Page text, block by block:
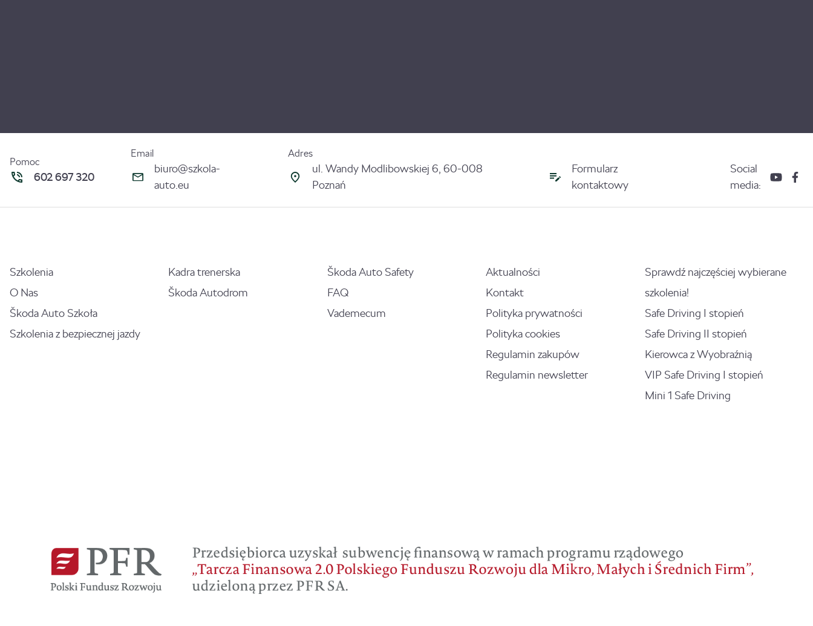
Pomoc
602 697 320
Email
biuro@szkola-
auto.eu
Adres
ul. Wandy Modlibowskiej 6, 60-008
Poznań
Formularz
kontaktowy
Social
media:
Szkolenia
O Nas
Škoda Auto Szkoła
Szkolenia z bezpiecznej jazdy
Kadra trenerska
Škoda Autodrom
Škoda Auto Safety
FAQ
Vademecum
Aktualności
Kontakt
Polityka prywatności
Polityka cookies
Regulamin zakupów
Regulamin newsletter
Sprawdź najczęściej wybierane
szkolenia!
Safe Driving I stopień
Safe Driving II stopień
Kierowca z Wyobraźnią
VIP Safe Driving I stopień
Mini 1 Safe Driving